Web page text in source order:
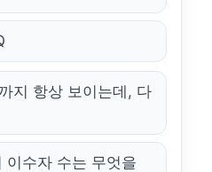
지 항상 보이는데, 다
이수자 수는 무엇을